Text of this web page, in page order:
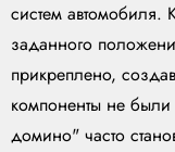
систем автомобиля.
заданного
прикреплено,
компоненты не были
домино" часто